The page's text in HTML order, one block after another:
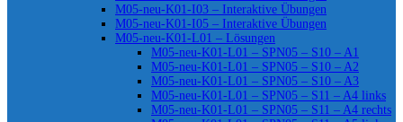
M05-neu-K01-I03 – Interaktive Übungen
M05-neu-K01-I05 – Interaktive Übungen
M05-neu-K01-L01 – Lösungen
M05-neu-K01-L01 – SPN05 – S10 – A1
M05-neu-K01-L01 – SPN05 – S10 – A2
M05-neu-K01-L01 – SPN05 – S10 – A3
M05-neu-K01-L01 – SPN05 – S11 – A4 links
M05-neu-K01-L01 – SPN05 – S11 – A4 rechts